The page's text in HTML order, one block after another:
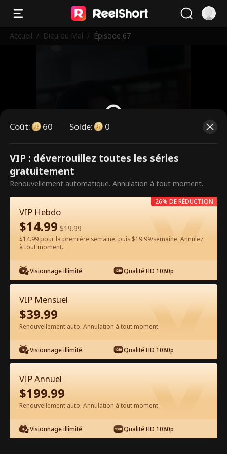
Accueil / Dieu du Mal / Épisode 67
Ce sont des épisodes payants.
Débloquez pour regarder.
Regarder gratuitement sur l'App
Épisode 67 - Dieu du Mal Film
complet
1-50 51-86 Tous les épisodes
Coût: 60 Solde: 0
VIP : déverrouillez toutes les séries
gratuitement
Renouvellement automatique. Annulation à tout moment.
VIP Hebdo
$14.99 $19.99
$14.99 pour la première semaine, puis $19.99/semaine. Annulez
à tout moment.
Visionnage illimité Qualité HD 1080p
26% DE RÉDUCTION
VIP Mensuel
$39.99
Renouvellement auto. Annulation à tout moment.
Visionnage illimité Qualité HD 1080p
VIP Annuel
$199.99
Renouvellement auto. Annulation à tout moment.
Visionnage illimité Qualité HD 1080p